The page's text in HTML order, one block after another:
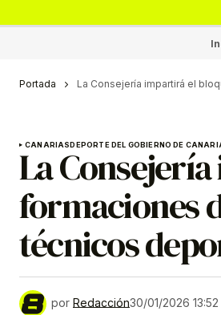
Portada La Consejería impartirá el
CANARIASDEPORTE DEL GOBIERNO DE
La
formaciones
técnicos
por Redacción30/01/2026 13:52